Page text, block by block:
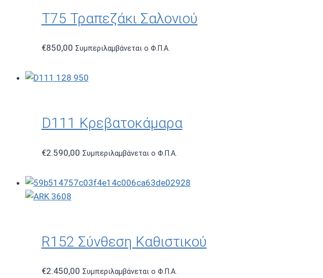
T75 Τραπεζάκι Σαλονιού
€850,00 Συμπεριλαμβάνεται ο Φ.Π.Α.
D111 Κρεβατοκάμαρα
€2.590,00 Συμπεριλαμβάνεται ο Φ.Π.Α.
R152 Σύνθεση Καθιστικού
€2.450,00 Συμπεριλαμβάνεται ο Φ.Π.Α.